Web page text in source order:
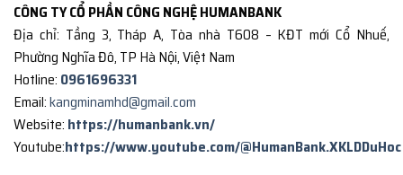
CÔNG TY CỔ PHẦN CÔNG NGHỆ HUMANBANK
Địa chỉ: Tầng 3, Tháp A, Tòa nhà T608 – KĐT mới Cổ Nhuế,
Phường Nghĩa Đô, TP Hà Nội, Việt Nam
Hotline: 0961696331
Email:kangminamhd@gmail.com
Website: https://humanbank.vn/
Youtube:https://www.youtube.com/@HumanBank.XKLDDuHoc